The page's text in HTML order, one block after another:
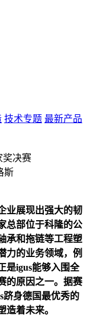
技术专题 最新产品
奖决赛
斯
业展现出强大的韧
总部位于科隆的公
承和拖链等工程塑
力的业务领域，例
是igus能够入围全
的原因之一。据赛
跻身德国最优秀的
造着未来。